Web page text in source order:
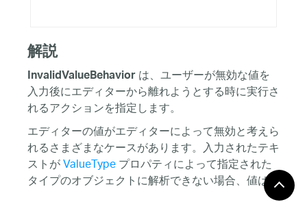
解説
InvalidValueBehaviorは、ユーザーが無効な値を
入力後にエディターから離れようとする時に実行さ
れるアクションを指定します。
エディターの値がエディターによって無効と考えら
れるさまざまなケースがあります。入力されたテキ
ストがValueTypeプロパティによって指定された
タイプのオブジェクトに解析できない場合、値は無